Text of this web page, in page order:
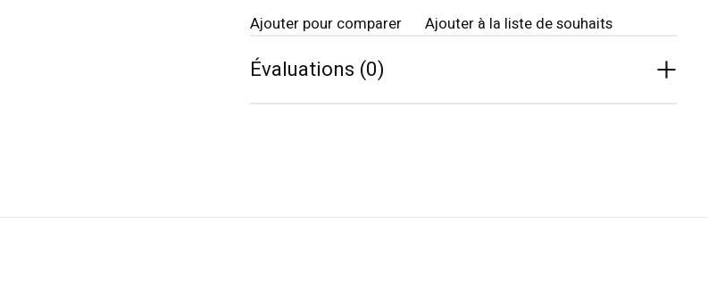
Ajouter pour comparer Ajouter à la liste de souhaits
Évaluations (0)